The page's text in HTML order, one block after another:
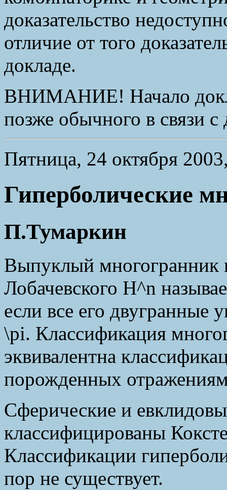
доказательство
отличие от того
докладе.
ВНИМАНИЕ! Начало
позже обычного в связи
Пятница, 24 октября
Гиперболические
П.Тумаркин
Выпуклый многогранник
Лобачевского H^n
если все его двугранные
\pi. Классификация
эквивалентна
порожденных
Сферические и
классифицированы
Классификации
пор не существует.